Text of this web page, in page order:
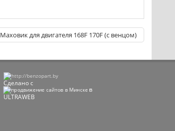
Маховик для двигателя 168F 170F (с венцом)
Сделано с
в
ULTRAWEB